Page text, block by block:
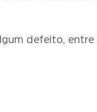
defeito,